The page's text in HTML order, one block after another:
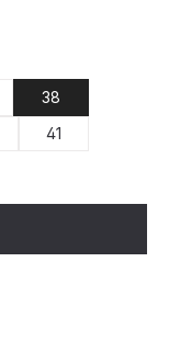
verfügbar.)
zurzeit nicht verfügbar.)
38
41